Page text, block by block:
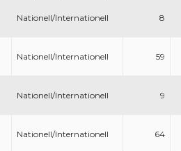
Nationell/Internationell 8
Nationell/Internationell 59
Nationell/Internationell 9
Nationell/Internationell 64